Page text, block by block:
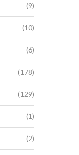
(9)
(10)
(6)
(178)
(129)
(1)
(2)